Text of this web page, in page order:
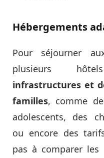
Hébergements
Pour séjourner
plusieurs
infrastructures et
familles, comme
adolescents, des
ou encore des
pas à comparer